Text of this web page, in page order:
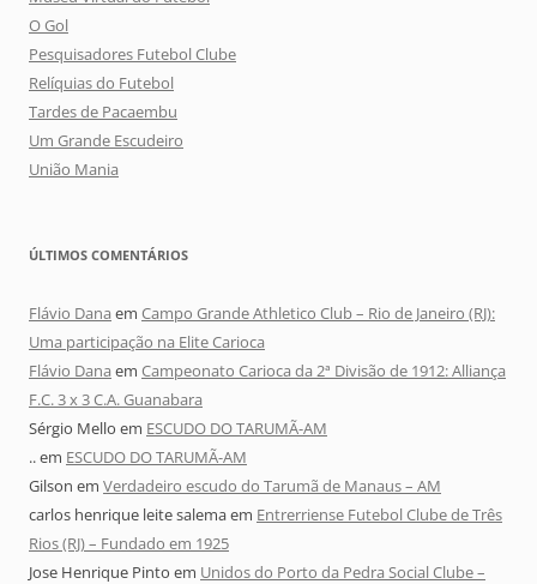
O Gol
Pesquisadores Futebol Clube
Relíquias do Futebol
Tardes de Pacaembu
Um Grande Escudeiro
União Mania
ÚLTIMOS COMENTÁRIOS
Flávio Dana em Campo Grande Athletico Club – Rio de Janeiro (RJ):
Uma participação na Elite Carioca
Flávio Dana em Campeonato Carioca da 2ª Divisão de 1912: Alliança
F.C. 3 x 3 C.A. Guanabara
Sérgio Mello em ESCUDO DO TARUMÃ-AM
..em ESCUDO DO TARUMÃ-AM
Gilson em Verdadeiro escudo do Tarumã de Manaus – AM
carlos henrique leite salemaem Entrerriense Futebol Clube de Três
Rios (RJ) – Fundado em 1925
Jose Henrique Pinto em Unidos do Porto da Pedra Social Clube –